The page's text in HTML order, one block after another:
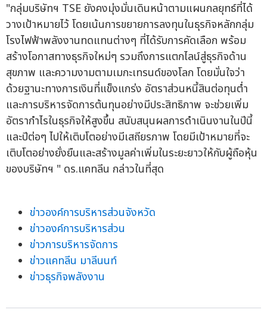
"กลุ่มบริษัทฯ TSE ยังคงมุ่งมั่นเดินหน้าตามแผนกลยุทธ์ที่ได้
วางเป้าหมายไว้ โดยเน้นการขยายการลงทุนในธุรกิจหลักกลุ่ม
โรงไฟฟ้าพลังงานทดแทนต่างๆ ที่ได้รับการคัดเลือก พร้อม
สร้างโอกาสทางธุรกิจใหม่ๆ รวมถึงการแตกไลน์สู่ธุรกิจด้าน
สุขภาพ และความงามตามเมกะเทรนด์ของโลก โดยมั่นใจว่า
ด้วยฐานะทางการเงินที่แข็งแกร่ง อัตราส่วนหนี้สินต่อทุนต่ำ
และการบริหารจัดการต้นทุนอย่างมีประสิทธิภาพ จะช่วยเพิ่ม
อัตรากำไรในธุรกิจให้สูงขึ้น สนับสนุนผลการดำเนินงานในปีนี้
และปีต่อๆ ไปให้เติบโตอย่างมีเสถียรภาพ โดยมีเป้าหมายที่จะ
เติบโตอย่างยั่งยืนและสร้างมูลค่าเพิ่มในระยะยาวให้กับผู้ถือหุ้น
ของบริษัทฯ " ดร.แคทลีน กล่าวในที่สุด
ข่าวองค์การบริหารส่วนจังหวัด
ข่าวองค์การบริหารส่วน
ข่าวการบริหารจัดการ
ข่าวแคทลีน มาลีนนท์
ข่าวธุรกิจพลังงาน